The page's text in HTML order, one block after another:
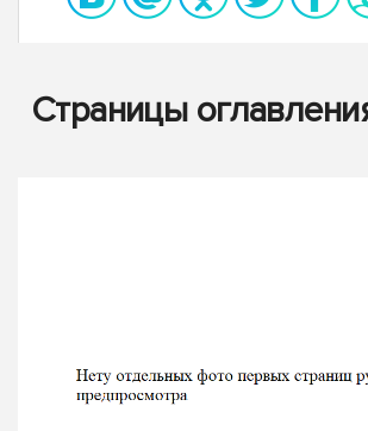
Страницы